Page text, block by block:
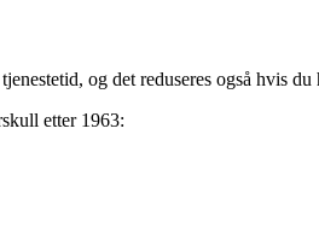
og det reduseres også hvis
etter 1963: